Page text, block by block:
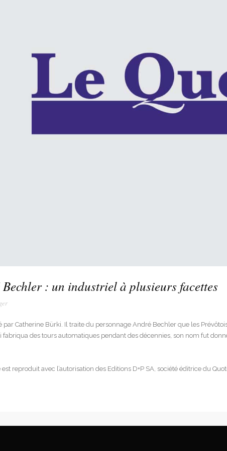
: un industriel à plusieurs facettes
par Catherine Bürki. Il traite du personnage André Bechler que les
fabriqua des tours automatiques pendant des décennies, son nom fut
reproduit avec l’autorisation des Editions D+P SA, société éditrice du